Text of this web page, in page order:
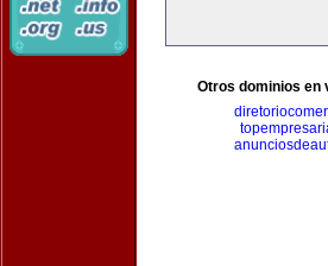
Otros dominios en